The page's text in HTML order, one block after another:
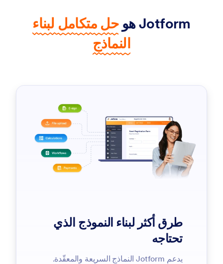
Jotform هو
حل متكامل لبناء
النماذج
طرق أكثر لبناء النموذج الذي
تحتاجه
يدعم Jotform النماذج السريعة والمعقّدة.